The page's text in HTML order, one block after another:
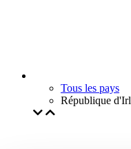
Tous les pays
République